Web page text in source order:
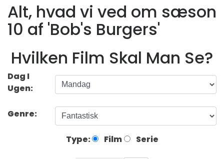
Alt, hvad vi ved om sæson
10 af 'Bob's Burgers'
Hvilken Film Skal Man Se?
Dag I
Ugen:
Genre:
Type: Film Serie